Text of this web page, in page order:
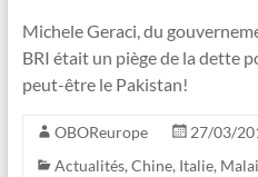
Michele Geraci, du
BRI était un piège de la dette
peut-être le Pakistan!
OBOReurope
27/03/
Actualités, Chine, Italie,